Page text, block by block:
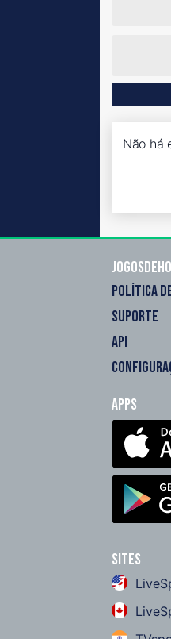
Não há
POLÍTICA
SUPORTE
API
Apps
Sites